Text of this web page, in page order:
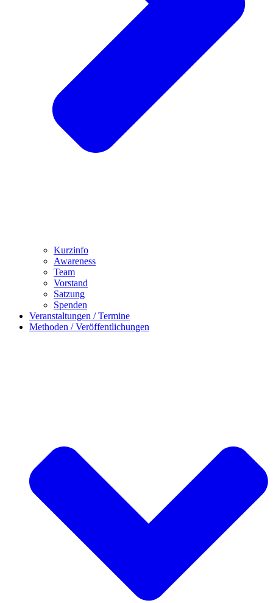
Kurzinfo
Awareness
Team
Vorstand
Satzung
Spenden
Veranstaltungen / Termine
Methoden / Veröffentlichungen